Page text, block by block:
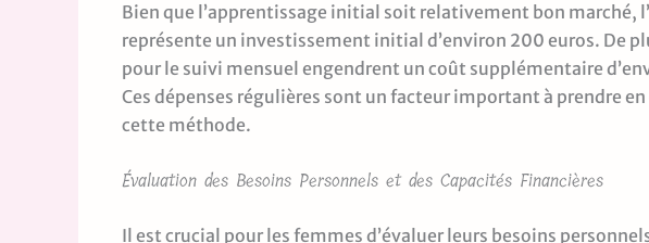
Bien que l’apprentissage initial soit relativement bon marché,
représente un investissement initial d’environ 200 euros. De
pour le suivi mensuel engendrent un coût supplémentaire
Ces dépenses régulières sont un facteur important à prendre
cette méthode.
Évaluation des Besoins Personnels et des Capacités Financières
Il est crucial pour les femmes d’évaluer leurs besoins